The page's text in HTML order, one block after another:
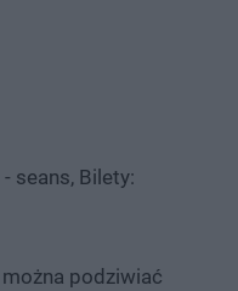
- seans, Bilety:
można podziwiać